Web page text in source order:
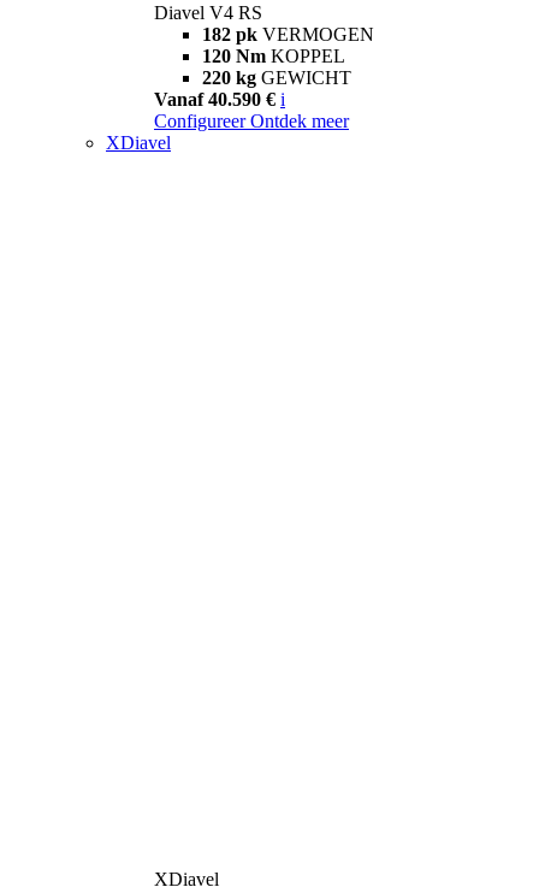
Diavel V4 RS
182 pk VERMOGEN
120 Nm KOPPEL
220 kg GEWICHT
Vanaf 40.590 € i
Configureer Ontdek meer
XDiavel
XDiavel